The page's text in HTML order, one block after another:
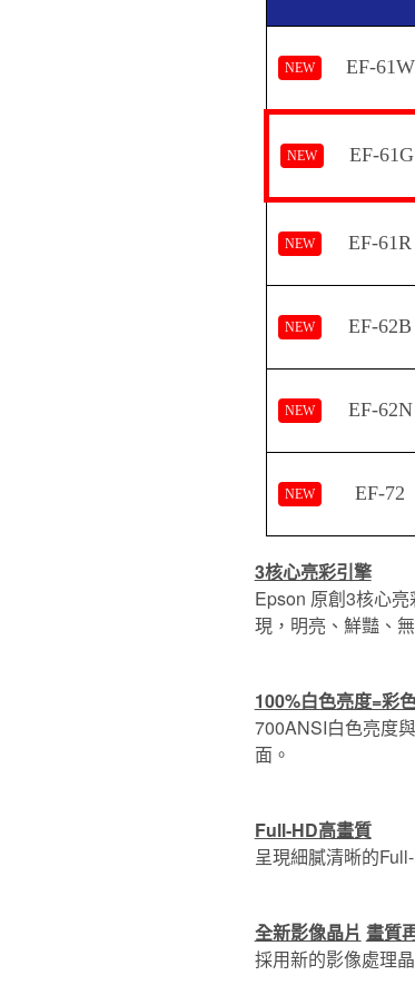
NEW EF-61W
NEW EF-61G
NEW EF-61R
NEW EF-62B
NEW EF-62N
NEW EF-72
3核心亮彩引擎
Epson 原創3核心
現，明亮、鮮豔、
100%白色亮度=彩
700ANSI白色亮度
面。
Full-HD高畫質
呈現細膩清晰的
全新影像晶片 畫質
採用新的影像處理